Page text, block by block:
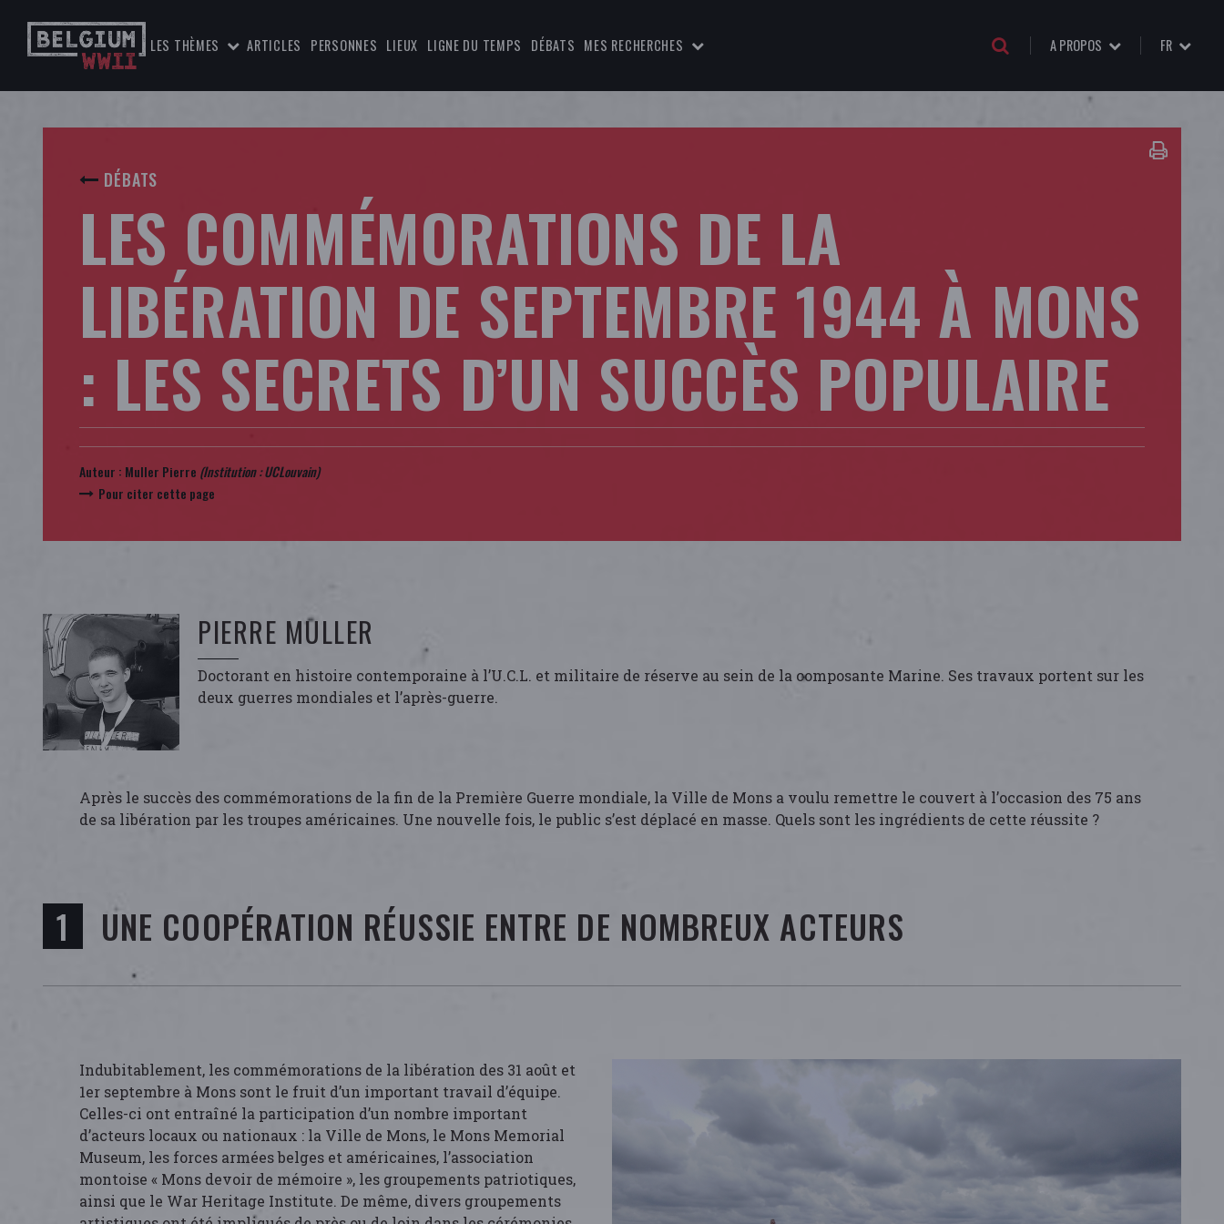
LES THÈMES ARTICLES PERSONNES LIEUX LIGNE DU TEMPS DÉBATS MES RECHERCHES A PROPOS FR
DÉBATS
LES COMMÉMORATIONS DE LA
LIBÉRATION DE SEPTEMBRE 1944 À MONS
: LES SECRETS D’UN SUCCÈS POPULAIRE
Auteur : Muller Pierre (Institution : UCLouvain)
Pour citer cette page
PIERRE MULLER
Doctorant en histoire contemporaine à l’U.C.L. et militaire de réserve au sein de la composante Marine. Ses travaux portent sur les
deux guerres mondiales et l’après-guerre.
Après le succès des commémorations de la fin de la Première Guerre mondiale, la Ville de Mons a voulu remettre le couvert à l’occasion des 75 ans
de sa libération par les troupes américaines. Une nouvelle fois, le public s’est déplacé en masse. Quels sont les ingrédients de cette réussite ?
UNE COOPÉRATION RÉUSSIE ENTRE DE NOMBREUX ACTEURS
Indubitablement, les commémorations de la libération des 31 août et
1er septembre à Mons sont le fruit d’un important travail d’équipe.
Celles-ci ont entraîné la participation d’un nombre important
d’acteurs locaux ou nationaux : la Ville de Mons, le Mons Memorial
Museum, les forces armées belges et américaines, l’association
montoise « Mons devoir de mémoire », les groupements patriotiques,
ainsi que le War Heritage Institute. De même, divers groupements